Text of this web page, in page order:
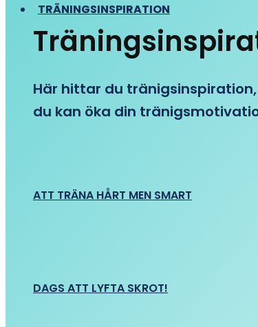
TRÄNINGSINSPIRATION
Här hittar du
du kan öka din
ATT TRÄNA HÅRT MEN SMART
DAGS ATT LYFTA SKROT!